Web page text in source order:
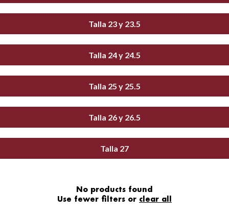
Talla 23 y 23.5
Talla 24 y 24.5
Talla 25 y 25.5
Talla 26 y 26.5
Talla 27
No products found
Use fewer filters or clear all